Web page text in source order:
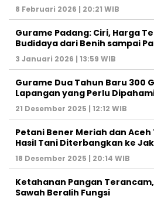
8 Februari 2026 | 20:21 WIB
Gurame Padang: Ciri, Harga
Budidaya dari Benih sampai
3 Januari 2026 | 13:59 WIB
Gurame Dua Tahun Baru 300
Lapangan yang Perlu
21 Desember 2025 | 12:12 WIB
Petani Bener Meriah dan
Hasil Tani Diterbangkan ke
18 Desember 2025 | 20:14 WIB
Ketahanan Pangan
Sawah Beralih Fungsi